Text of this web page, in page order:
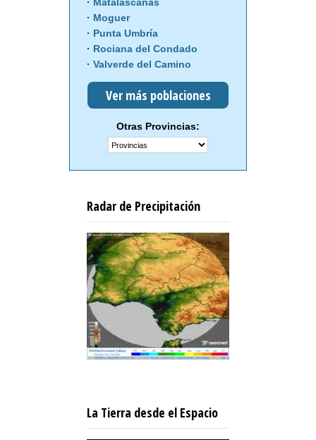
Matalascañas
Moguer
Punta Umbría
Rociana del Condado
Valverde del Camino
Ver más poblaciones
Otras Provincias:
Radar de Precipitación
La Tierra desde el Espacio